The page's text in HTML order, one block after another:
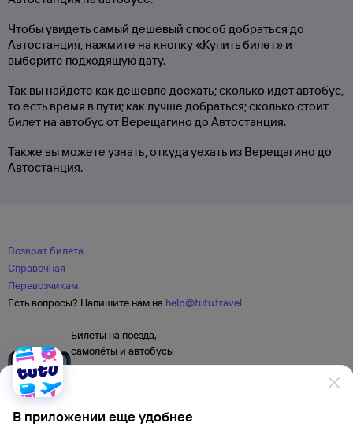
Чтобы увидеть самый дешевый способ добраться до
Автостанция, нажмите на кнопку «Купить билет» и
выберите подходящую дату.
Так вы найдете как дешевле доехать; сколько идет автобус,
то есть время в пути; как лучше добраться; сколько стоит
билет на автобус от Верещагино до Автостанция.
Также вы можете узнать, откуда уехать из Верещагино до
Автостанция.
В приложении еще удобнее
Возврат билета
Справочная
Перевозчикам
Есть вопросы? Напишите нам на help@tutu.travel
Билеты на поезда,
самолёты и автобусы